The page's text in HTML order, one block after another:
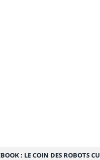
: LE COIN DES ROBOTS